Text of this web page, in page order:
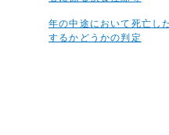
年の中途において死亡し
するかどうかの判定